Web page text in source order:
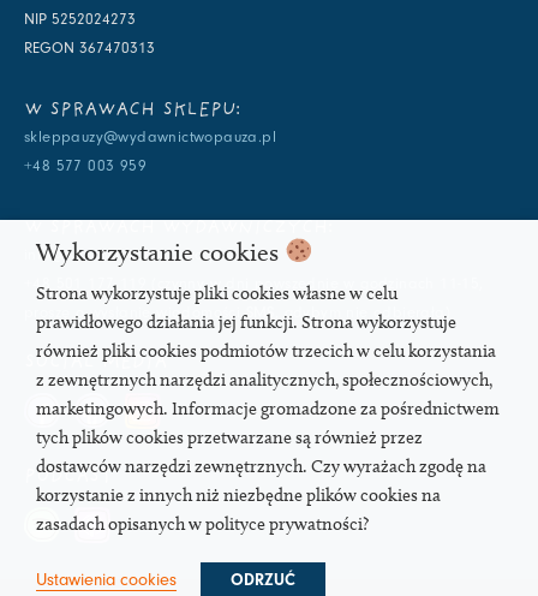
NIP 5252024273
REGON 367470313
W SPRAWACH SKLEPU:
skleppauzy@wydawnictwopauza.pl
+48 577 003 959
info@wydawnictwopauza.pl
+48 501 177 119 (czynny w dni powszednie w godzinach 11-15,
proszę o wysłanie wiadomości SMS, gdybym nie odbierała)
SOCIAL MEDIA
PODCAST
Wykorzystanie cookies
Strona wykorzystuje pliki cookies własne w celu
prawidłowego działania jej funkcji. Strona wykorzystuje
również pliki cookies podmiotów trzecich w celu korzystania
z zewnętrznych narzędzi analitycznych, społecznościowych,
marketingowych. Informacje gromadzone za pośrednictwem
tych plików cookies przetwarzane są również przez
dostawców narzędzi zewnętrznych. Czy wyrażach zgodę na
korzystanie z innych niż niezbędne plików cookies na
zasadach opisanych w polityce prywatności?
Ustawienia cookies ODRZUĆ